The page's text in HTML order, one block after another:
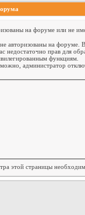
на форуме или не
авторизованы на форуме.
недостаточно прав для
функциям.
администратор
этой страницы